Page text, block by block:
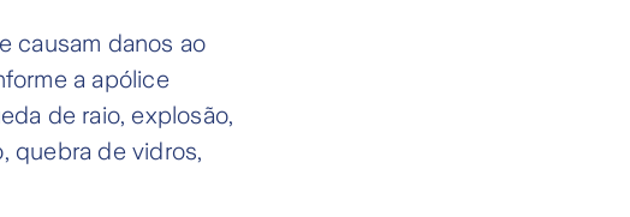
causam danos ao
a apólice
de raio, explosão,
quebra de vidros,